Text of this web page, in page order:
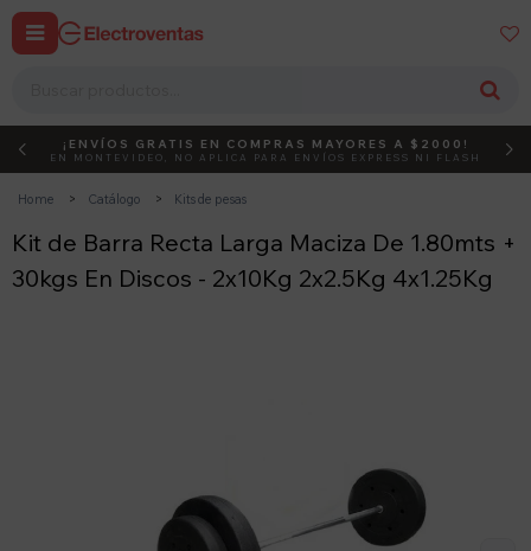
 
DEBUT ACTIVÁ EL CÓDIGO
¡ENVÍOS GRATIS EN COMPRAS MAYORES A $2000!
EN MONTEVIDEO, NO APLICA PARA ENVÍOS EXPRESS NI FLASH
Home Catálogo Kits de pesas
Kit de Barra Recta Larga Maciza De 1.80mts +
30kgs En Discos - 2x10Kg 2x2.5Kg 4x1.25Kg